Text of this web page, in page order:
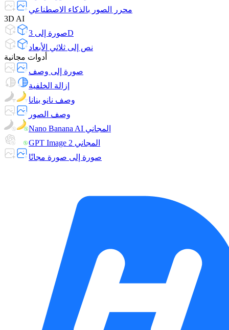
محرر الصور بالذكاء الاصطناعي
3D AI
صورة إلى 3D
نص إلى ثلاثي الأبعاد
أدوات مجانية
صورة إلى وصف
إزالة الخلفية
وصف نانو بنانا
وصف الصور
Nano Banana AI المجاني
GPT Image 2 المجاني
صورة إلى صورة مجانًا